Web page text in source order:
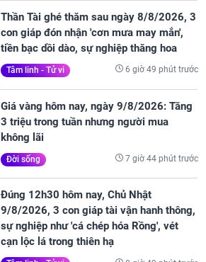
Thần Tài ghé thăm sau ngày 8/8/2026, 3
con giáp đón nhận 'cơn mưa may mắn',
tiền bạc dồi dào, sự nghiệp thăng hoa
Tâm linh - Tử vi 6 giờ 49 phút trước
Giá vàng hôm nay, ngày 9/8/2026: Tăng
3 triệu trong tuần nhưng người mua
không lãi
Đời sống 7 giờ 44 phút trước
Đúng 12h30 hôm nay, Chủ Nhật
9/8/2026, 3 con giáp tài vận hanh thông,
sự nghiệp như 'cá chép hóa Rồng', vét
cạn lộc lá trong thiên hạ